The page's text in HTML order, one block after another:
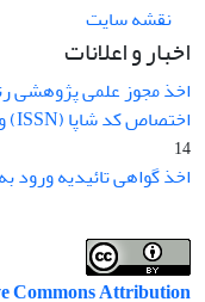
نقشه سایت
اخبار و اعلانات
اخذ مجوز علمی پژوهشی
اختصاص کد شاپا (ISSN) و تایید از سوی سازمان اسناد و ...
14
اخذ گواهی تائیدیه ورود
Commons Attribution